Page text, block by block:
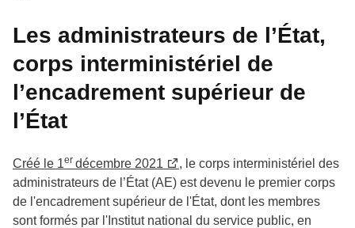
Les administrateurs de l’État,
corps interministériel de
l’encadrement supérieur de
l’État
Créé le 1er décembre 2021
, le corps interministériel des
administrateurs de l’État (AE) est devenu le premier corps
de l'encadrement supérieur de l'État, dont les membres
sont formés par l'Institut national du service public, en